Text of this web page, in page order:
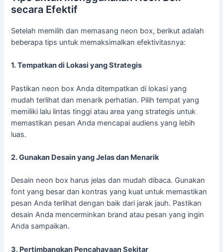
secara Efektif
Setelah memilih dan memasang neon box, berikut adalah
beberapa tips untuk memaksimalkan efektivitasnya:
1. Tempatkan di Lokasi yang Strategis
Pastikan neon box Anda ditempatkan di lokasi yang
mudah terlihat dan menarik perhatian. Pilih tempat yang
memiliki lalu lintas tinggi atau area yang strategis untuk
memastikan pesan Anda mencapai audiens yang lebih
luas.
2. Gunakan Desain yang Jelas dan Menarik
Desain neon box harus jelas dan mudah dibaca. Gunakan
font yang besar dan kontras yang kuat untuk memastikan
pesan Anda terlihat dengan baik dari jarak jauh. Pastikan
desain Anda mencerminkan brand atau pesan yang ingin
Anda sampaikan.
3. Pertimbangkan Pencahayaan Sekitar